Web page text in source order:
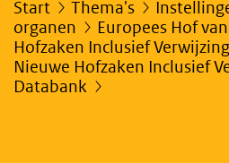
Start Thema's
organen
Europees Hof
Hofzaken Inclusief
Nieuwe Hofzaken Inclusief
Databank